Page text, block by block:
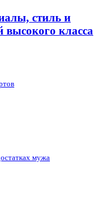
стиль и
высокого класса
мужа